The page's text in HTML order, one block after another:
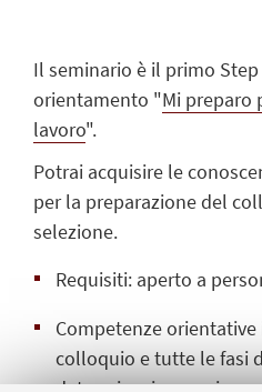
Il seminario è il primo
orientamento "Mi preparo
lavoro".
Potrai acquisire le
per la preparazione del
selezione.
Requisiti: aperto a
Competenze
colloquio e tutte le fasi